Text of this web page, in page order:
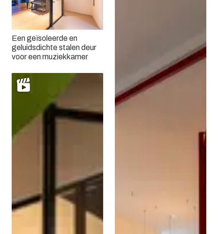
Een geïsoleerde en
geluidsdichte stalen deur
voor een muziekkamer